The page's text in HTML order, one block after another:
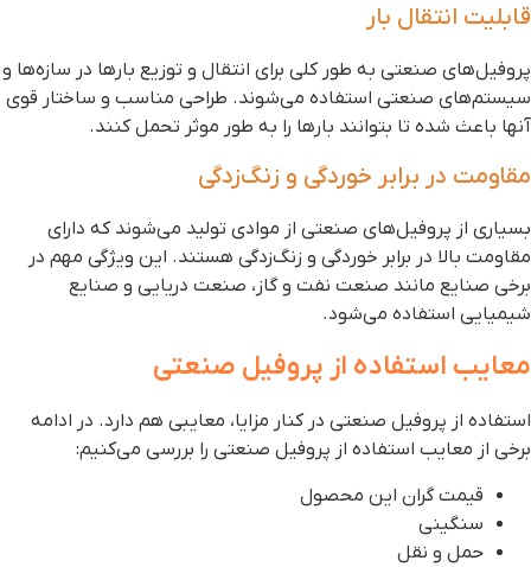
انتقال بار
صنعتی به طور کلی برای انتقال و توزیع بارها در سازه‌ها و
صنعتی استفاده می‌شوند. طراحی مناسب و ساختار قوی
باعث شده تا بتوانند بارها را به طور موثر تحمل کنند.
در برابر خوردگی و زنگ‌زدگی
از پروفیل‌های صنعتی از موادی تولید می‌شوند که دارای
بالا در برابر خوردگی و زنگ‌زدگی هستند. این ویژگی مهم در
صنایع مانند صنعت نفت و گاز، صنعت دریایی و صنایع
استفاده می‌شود.
استفاده از پروفیل صنعتی
از پروفیل صنعتی در کنار مزایا، معایبی هم دارد. در ادامه
از معایب استفاده از پروفیل صنعتی را بررسی می‌کنیم:
قیمت گران این محصول
سنگینی
حمل و نقل